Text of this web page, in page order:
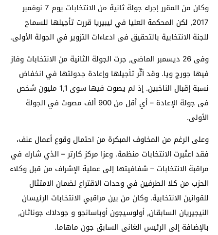
وكان من المقرر إجراء جولة ثانية من الانتخابات يوم 7 نوفمبر
2017, لكن المحكمة العليا في ليبيريا قررت تأجيلها للسماح
للجنة الانتخابية بالتحقيق فى ادعاءات التزوير في الجولة الأولى.
وفى 26 ديسمبر الماضى, جرت الجولة الثانية من الانتخابات وفاز
فيها جورج ويا. وقد أثّر تأجيلها وإعادة جدولتها في انخفاض
نسبة إقبال الناخبين. إذ لم يصوت فيها سوى 1,1 مليون شخص
فى جولة الإعادة – أي أقل من 900 ألف مصوت في الجولة
الأولى.
وعلى الرغم من المخاوف المبكرة من احتمال وقوع أعمال عنف،
فقد اعتُبرت الانتخابات منظمة. وعزا مركز كارتر – الذي شارك في
مراقبة الانتخابات – شفافيتها إلى عملية الإشراف من قبل وكلاء
الحزب من كلا الطرفين في وحدات الاقتراع لضمان الامتثال
للقوانين الانتخابية. وكان من بين مراقبي الانتخابات الرئيسان
النيجيريان السابقان, أولوسيجون أوباسانجو و جودلاك جوناثان,
بالإضافة إلى الرئيس الغانى السابق جون ماهاما.